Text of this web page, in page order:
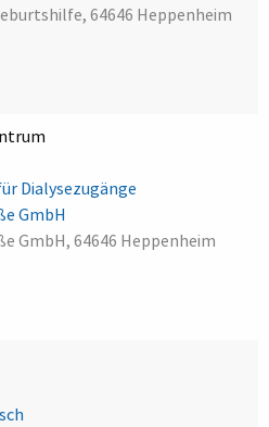
64646 Heppenheim
Dialysezugänge
GmbH
GmbH, 64646 Heppenheim